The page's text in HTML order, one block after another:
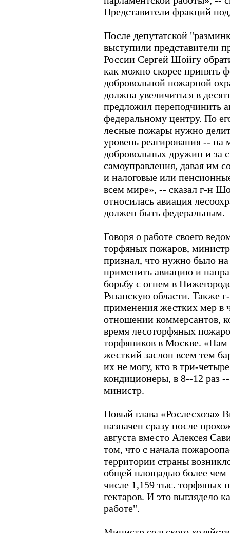
Представители фракций
После депутатской
выступили представители
России Сергей Шойгу
как можно скорее принять
добровольной пожарной
должна увеличиться в
предложил переподчинить
федеральному центру. По
лесные пожары нужно
уровень реагирования -- на
добровольных дружин и за
самоуправления, давая им
и налоговые или
всем мире», -- сказал г-н
относилась авиация
должен быть федеральным.
Говоря о работе своего
торфяных пожаров,
признал, что нужно было
применить авиацию и
борьбу с огнем в
Рязанскую области. Также
применения жестких мер в
отношении коммерсантов,
время лесоторфяных
торфяников в Москве. «Нам
жесткий заслон всем тем
их не могу, кто в три-
кондиционеры, в 8--12 раз
министр.
Новый глава «Рослесхоза»
назначен сразу после
августа вместо Алексея
том, что с начала
территории страны
общей площадью более чем
числе 1,159 тыс. торфяных
гектаров. И это выглядело
работе".